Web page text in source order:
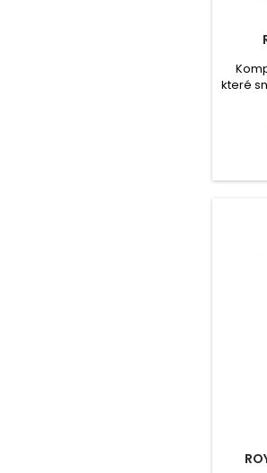
které